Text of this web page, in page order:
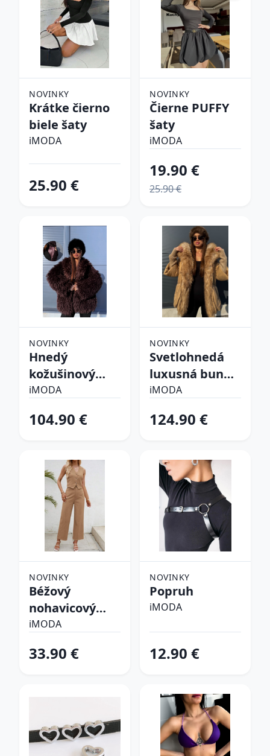
NOVINKY
Krátke čierno
biele šaty
iMODA
25.90 €
NOVINKY
Čierne PUFFY
šaty
iMODA
19.90 €
25.90 €
NOVINKY
Hnedý
kožušinový
kabát CHOCO
iMODA
104.90 €
NOVINKY
Svetlohnedá
luxusná bunda
s kožušinou
iMODA
124.90 €
NOVINKY
Béžový
nohavicový
komplet
iMODA
33.90 €
NOVINKY
Popruh
iMODA
12.90 €